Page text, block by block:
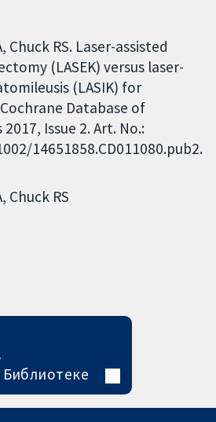
Chuck RS. Laser-assisted
(LASEK) versus laser-
(LASIK) for
Database of
Issue 2. Art. No.:
14651858.CD011080.pub2.
Chuck RS